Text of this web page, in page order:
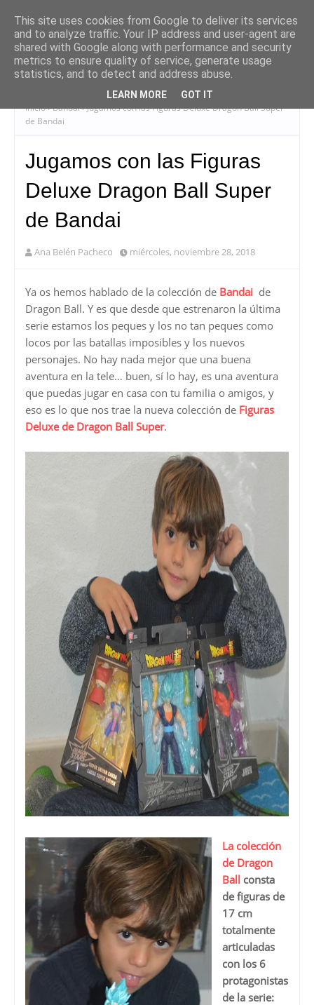
Inicio Bandai Jugamos con las Figuras Deluxe Dragon Ball Super
de Bandai
Jugamos con las Figuras
Deluxe Dragon Ball Super
de Bandai
Ana Belén Pacheco miércoles, noviembre 28, 2018
Ya os hemos hablado de la colección de Bandai de
Dragon Ball. Y es que desde que estrenaron la última
serie estamos los peques y los no tan peques como
locos por las batallas imposibles y los nuevos
personajes. No hay nada mejor que una buena
aventura en la tele… buen, sí lo hay, es una aventura
que puedas jugar en casa con tu familia o amigos, y
eso es lo que nos trae la nueva colección de Figuras
Deluxe de Dragon Ball Super.
La colección
de Dragon
Ball consta
de figuras de
17 cm
totalmente
articuladas
con los 6
protagonistas
de la serie:
This site uses cookies from Google to deliver its services
and to analyze traffic. Your IP address and user-agent are
shared with Google along with performance and security
metrics to ensure quality of service, generate usage
statistics, and to detect and address abuse.
LEARN MORE GOT IT